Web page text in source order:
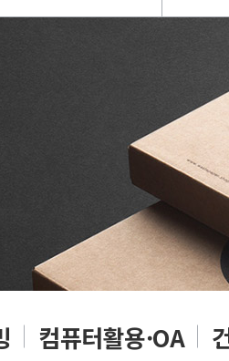
컴퓨터활용·OA